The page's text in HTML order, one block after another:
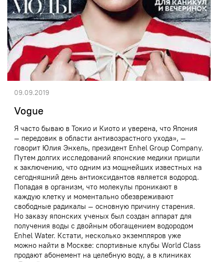
Vogue
Я часто бываю в Токио и Киото и уверена, что Япония
— передовик в области антивозрастного ухода», —
говорит Юлия Энхель, президент Enhel Group Company.
Путем долгих исследований японские медики пришли
к заключению, что одним из мощнейших известных на
сегодняшний день антиоксидантов является водород.
Попадая в организм, что молекулы проникают в
каждую клетку и моментально обезвреживают
свободные радикалы — основную причину старения.
Но заказу японских ученых был создан аппарат для
получения воды с двойным обогащением водородом
Enhel Water. Кстати, несколько экземпляров уже
можно найти в Москве: спортивные клубы World Class
продают абонемент на целебную воду, а в клиниках
09.09.2019